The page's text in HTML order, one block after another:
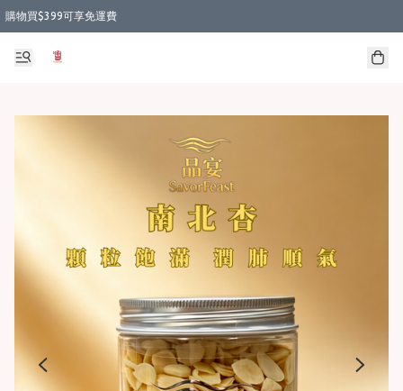
購物買$399可享免運費